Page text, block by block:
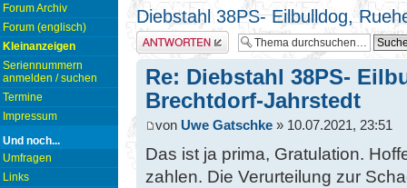
Forum Archiv
Forum (englisch)
Kleinanzeigen
Seriennummern
anmelden / suchen
Termine
Impressum
Und noch...
Umfragen
Links
Diebstahl 38PS- Eilbulldog,
Antwort erstellen
Re: Diebstahl 38PS-
Brechtdorf-Jahrstedt
von Uwe Gatschke » 10.07.2021, 23:51
Das ist ja prima, Gratulation.
zahlen. Die Verurteilung zur